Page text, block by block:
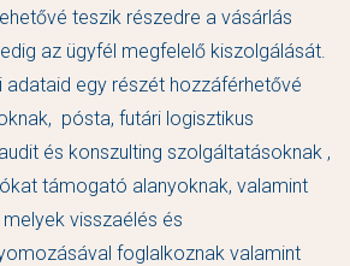
teszik részedre a vásárlás
az ügyfél megfelelő kiszolgálását.
adataid egy részét hozzáférhetővé
pósta, futári logisztikus
és konszulting szolgáltatásoknak ,
támogató alanyoknak, valamint
visszaélés és
foglalkoznak valamint